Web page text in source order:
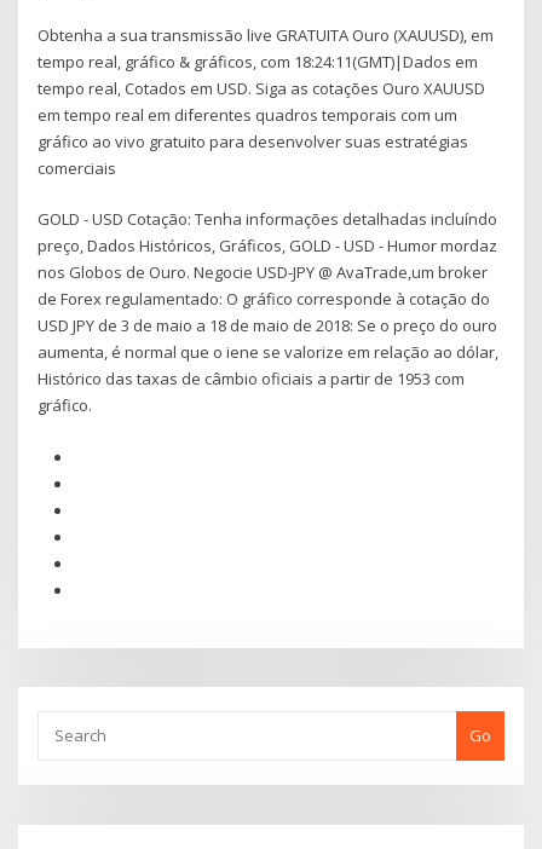
Obtenha a sua transmissão live GRATUITA Ouro (XAUUSD), em
tempo real, gráfico & gráficos, com 18:24:11(GMT)|Dados em
tempo real, Cotados em USD. Siga as cotações Ouro XAUUSD
em tempo real em diferentes quadros temporais com um
gráfico ao vivo gratuito para desenvolver suas estratégias
comerciais
GOLD - USD Cotação: Tenha informações detalhadas incluíndo
preço, Dados Históricos, Gráficos, GOLD - USD - Humor mordaz
nos Globos de Ouro. Negocie USD-JPY @ AvaTrade,um broker
de Forex regulamentado: O gráfico corresponde à cotação do
USD JPY de 3 de maio a 18 de maio de 2018: Se o preço do ouro
aumenta, é normal que o iene se valorize em relação ao dólar,
Histórico das taxas de câmbio oficiais a partir de 1953 com
gráfico.
Go